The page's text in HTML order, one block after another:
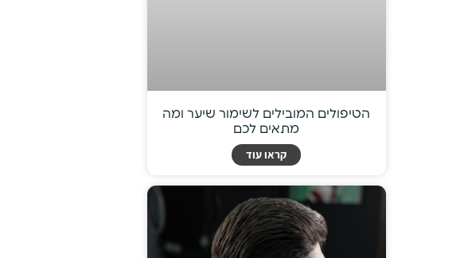
הטיפולים המובילים לשימור שיער ומה
מתאים לכם
קראו עוד